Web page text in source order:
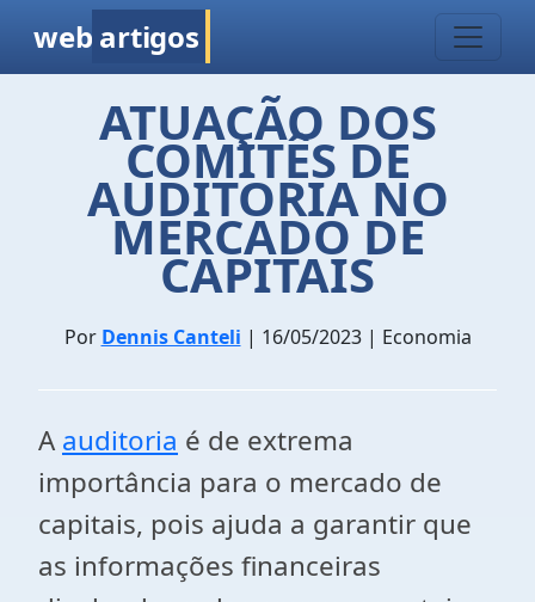
web artigos
ATUAÇÃO DOS
COMITÊS DE
AUDITORIA NO
MERCADO DE
CAPITAIS
Por Dennis Canteli | 16/05/2023 | Economia
A auditoria é de extrema
importância para o mercado de
capitais, pois ajuda a garantir que
as informações financeiras